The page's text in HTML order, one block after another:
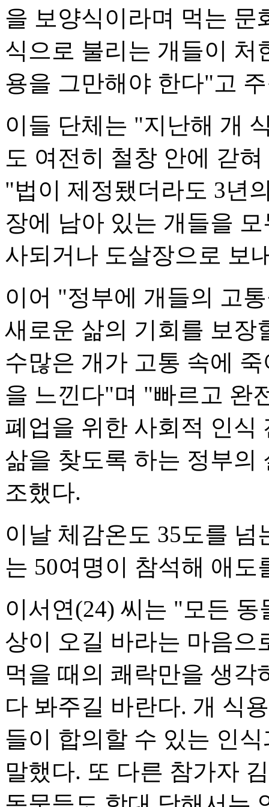
을 보양식이라며 먹는
식으로 불리는 개들이 처
용을 그만해야 한다"고
이들 단체는 "지난해 개
도 여전히 철창 안에 갇
"법이 제정됐더라도 3년
장에 남아 있는 개들을
사되거나 도살장으로 보
이어 "정부에 개들의 고
새로운 삶의 기회를 보장
수많은 개가 고통 속에
을 느낀다"며 "빠르고 완
폐업을 위한 사회적 인식
삶을 찾도록 하는 정부의
조했다.
이날 체감온도 35도를
는 50여명이 참석해 애도
이서연(24) 씨는 "모든
상이 오길 바라는 마음
먹을 때의 쾌락만을 생
다 봐주길 바란다. 개 식
들이 합의할 수 있는 인
말했다. 또 다른 참가자